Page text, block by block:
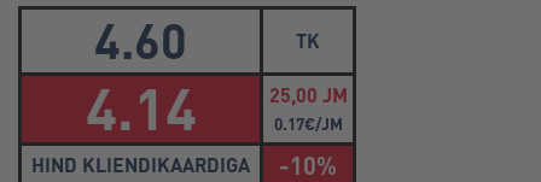
4.60 TK
4.14 25,00 JM
0.17€/JM
HIND KLIENDIKAARDIGA -10%